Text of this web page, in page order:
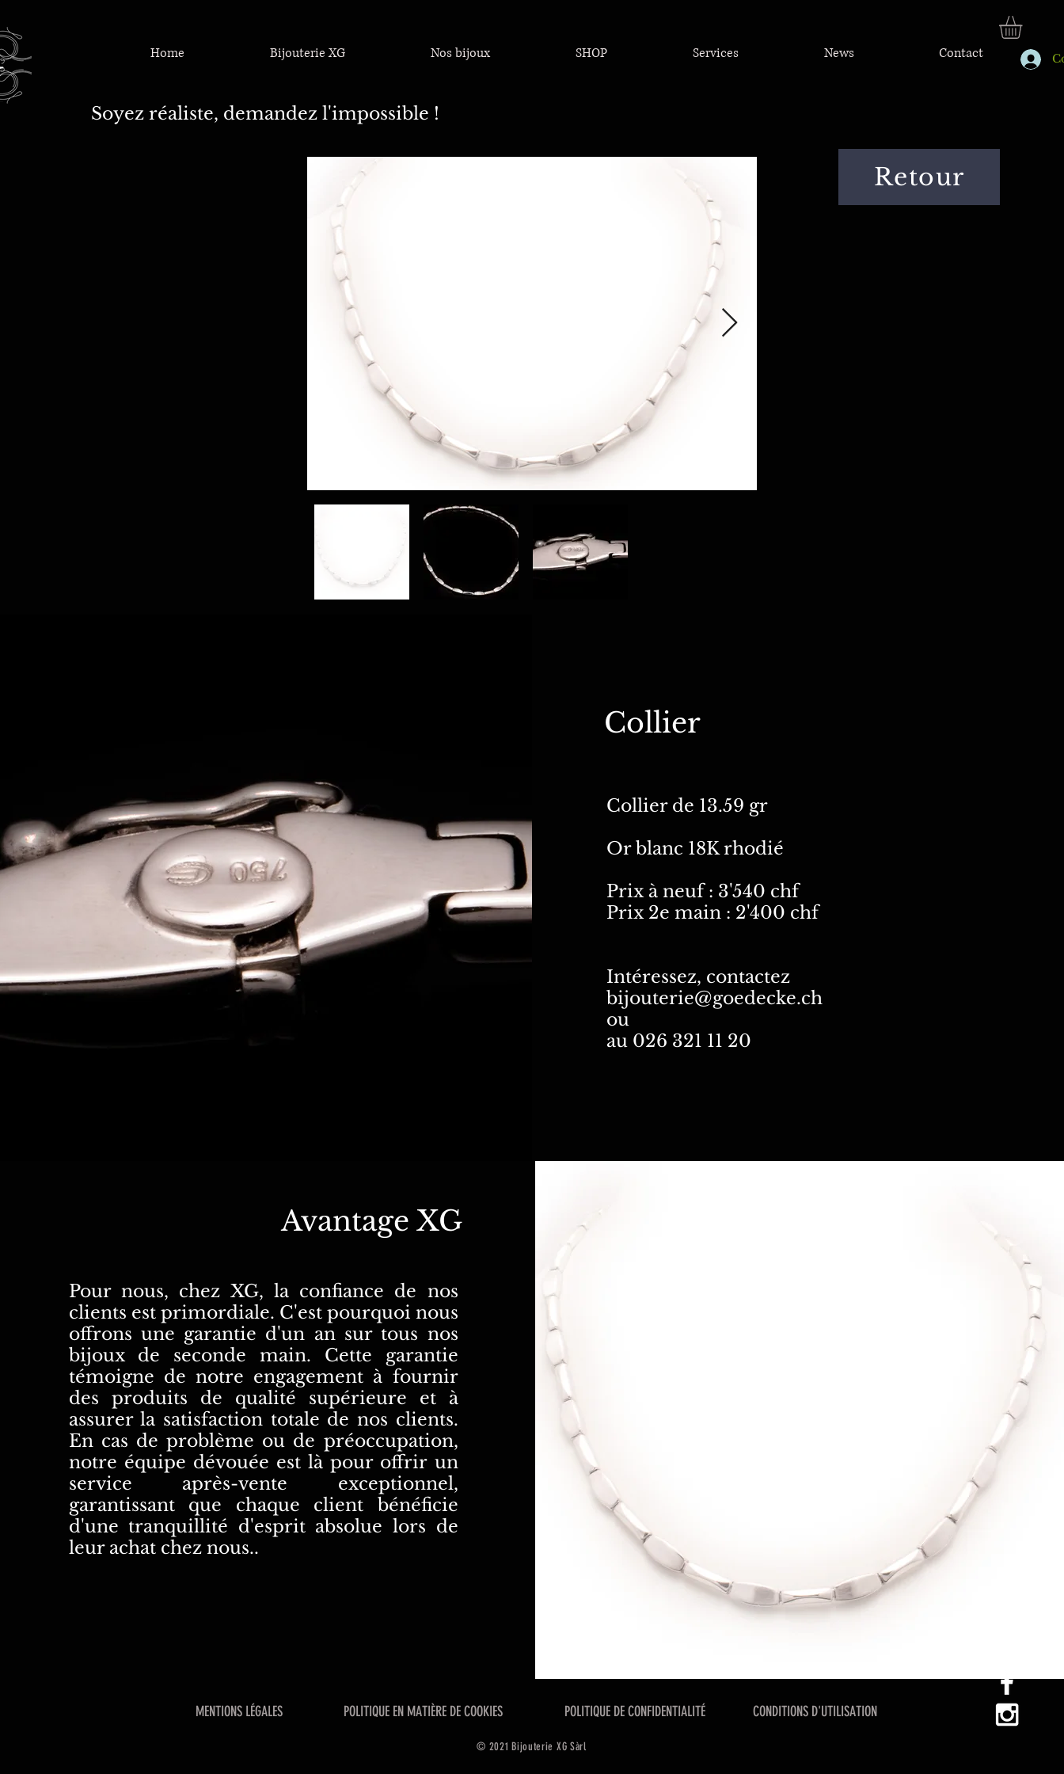
Home Bijouterie XG Nos bijoux SHOP Services News Contact
Soyez réaliste, demandez l'impossible !
Retour
Collier
Collier de 13.59 gr
Or blanc 18K rhodié
Prix à neuf : 3'540 chf
Prix 2e main : 2'400 chf
Intéressez, contactez
bijouterie@goedecke.ch
ou
​au 026 321 11 20
Avantage XG
Pour nous, chez XG, la confiance de nos
clients est primordiale. C'est pourquoi nous
offrons une garantie d'un an sur tous nos
bijoux de seconde main. Cette garantie
témoigne de notre engagement à fournir
des produits de qualité supérieure et à
assurer la satisfaction totale de nos clients.
En cas de problème ou de préoccupation,
notre équipe dévouée est là pour offrir un
service après-vente exceptionnel,
garantissant que chaque client bénéficie
d'une tranquillité d'esprit absolue lors de
leur achat chez nous..
MENTIONS LÉGALES POLITIQUE EN MATIÈRE DE COOKIES POLITIQUE DE CONFIDENTIALITÉ CONDITIONS D'UTILISATION
© 2021 Bijouterie XG Sàrl